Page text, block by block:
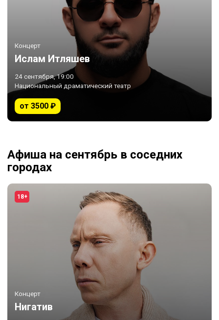
Концерт
Ислам Итляшев
24 сентября, 19:00
Национальный драматический театр
от 3500 ₽
Афиша на сентябрь в соседних
городах
18+
Концерт
Нигатив